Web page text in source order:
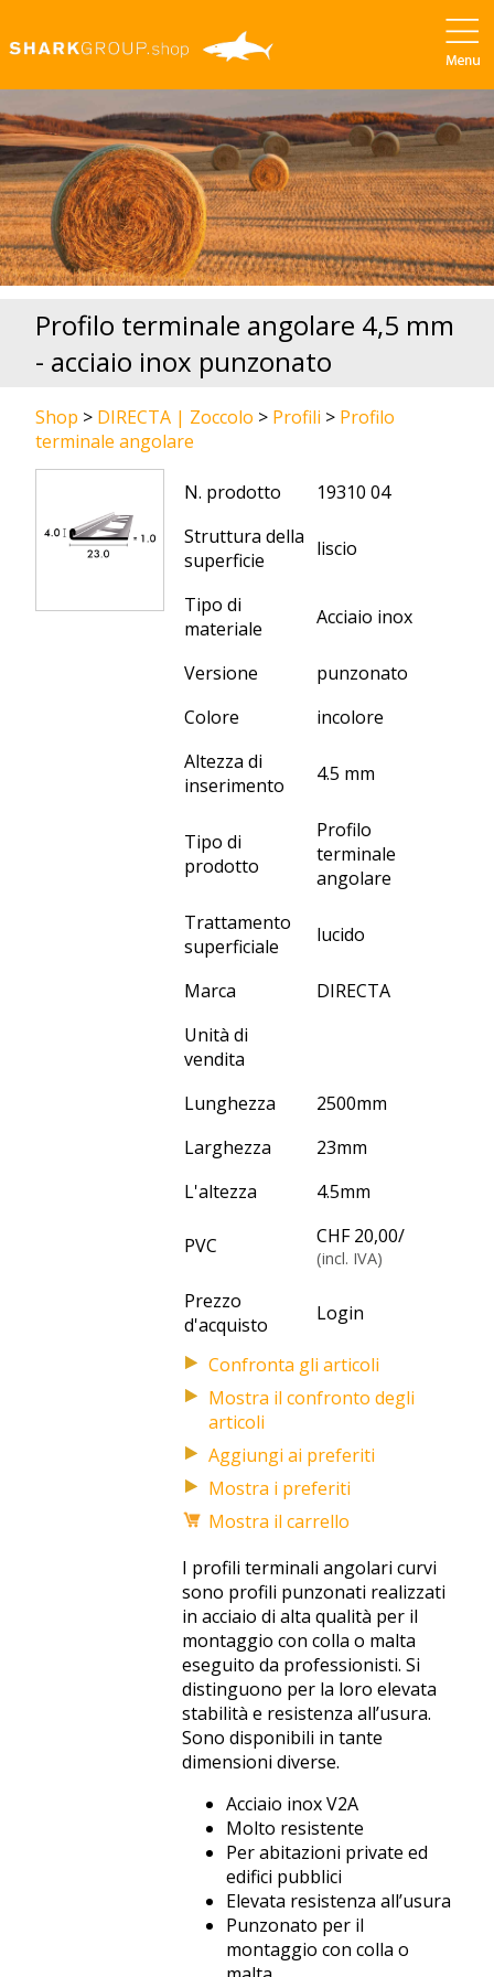
Profilo terminale angolare 4,5 mm
- acciaio inox punzonato
Shop > DIRECTA | Zoccolo > Profili > Profilo
terminale angolare
N. prodotto
19310 04
Struttura della
superficie
liscio
Tipo di
materiale
Acciaio inox
Versione
punzonato
Colore
incolore
Altezza di
inserimento
4.5 mm
Tipo di
prodotto
Profilo
terminale
angolare
Trattamento
superficiale
lucido
Marca
DIRECTA
Unità di
vendita
Lunghezza
2500mm
Larghezza
23mm
L'altezza
4.5mm
PVC CHF 20,00/
(incl. IVA)
Prezzo
d'acquisto
Login
Mostra il confronto degli
articoli
Mostra i preferiti
Mostra il carrello
I profili terminali angolari curvi
sono profili punzonati realizzati
in acciaio di alta qualità per il
montaggio con colla o malta
eseguito da professionisti. Si
distinguono per la loro elevata
stabilità e resistenza all’usura.
Sono disponibili in tante
dimensioni diverse.
Acciaio inox V2A
Molto resistente
Per abitazioni private ed
edifici pubblici
Elevata resistenza all’usura
Punzonato per il
montaggio con colla o